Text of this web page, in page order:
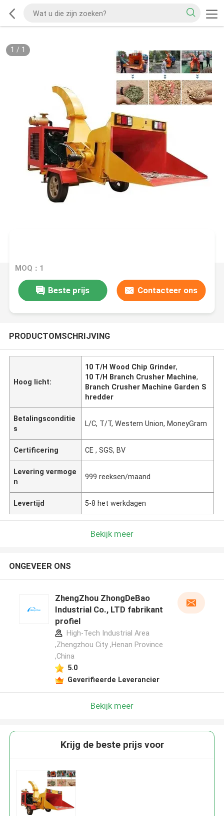
1 / 1
MOQ：1
Beste prijs Contacteer ons
PRODUCTOMSCHRIJVING
Hoog licht:
10 T/H Wood Chip Grinder,
10 T/H Branch Crusher Machine,
Branch Crusher Machine Garden S
hredder
Betalingsconditie
s
L/C, T/T, Western Union, MoneyGram
Certificering CE , SGS, BV
Levering vermoge
n
999 reeksen/maand
Levertijd 5-8 het werkdagen
Bekijk meer
ONGEVEER ONS
ZhengZhou ZhongDeBao
Industrial Co., LTD fabrikant
profiel
High-Tech Industrial Area
,Zhengzhou City ,Henan Province
,China
5.0
Geverifieerde Leverancier
Bekijk meer
Krijg de beste prijs voor